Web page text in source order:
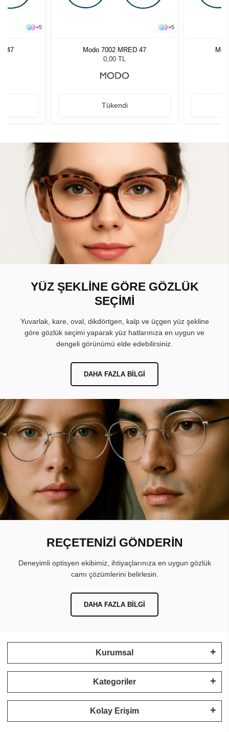
+5
47
+5
Modo 7002 MRED 47
0,00 TL
Tükendi
YÜZ ŞEKLİNE GÖRE GÖZLÜK
SEÇİMİ
Yuvarlak, kare, oval, dikdörtgen, kalp ve üçgen yüz şekline
göre gözlük seçimi yaparak yüz hatlarınıza en uygun ve
dengeli görünümü elde edebilirsiniz.
DAHA FAZLA BILGI
REÇETENİZİ GÖNDERİN
Deneyimli optisyen ekibimiz, ihtiyaçlarınıza en uygun gözlük
camı çözümlerini belirlesin.
DAHA FAZLA BILGI
Kurumsal
Kategoriler
Kolay Erişim